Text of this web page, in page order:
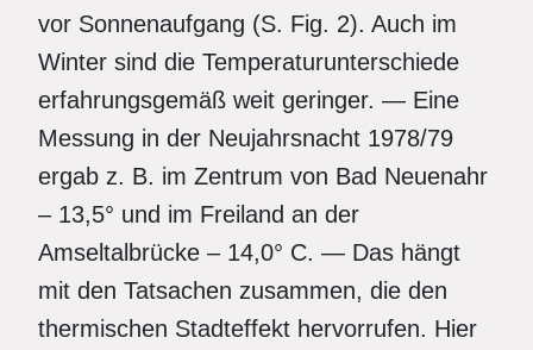
vor Sonnenaufgang (S. Fig. 2). Auch im
Winter sind die Temperaturunterschiede
erfahrungsgemäß weit geringer. — Eine
Messung in der Neujahrsnacht 1978/79
ergab z. B. im Zentrum von Bad Neuenahr
– 13,5° und im Freiland an der
Amseltalbrücke – 14,0° C. — Das hängt
mit den Tatsachen zusammen, die den
thermischen Stadteffekt hervorrufen. Hier